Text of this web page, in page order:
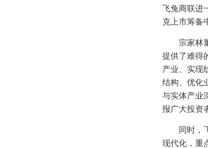
飞兔商联进
克上市筹备
宗家林
提供了难得
产业、实现
结构、优化
与实体产业
报广大投资
同时，
现代化，重